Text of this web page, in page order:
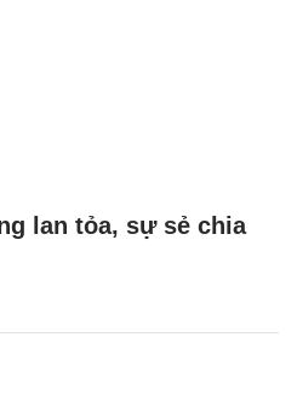
lan tỏa, sự sẻ chia